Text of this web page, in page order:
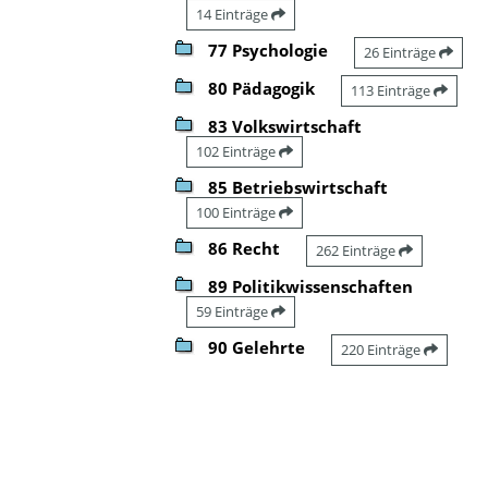
14 Einträge
77 Psychologie 26 Einträge
80 Pädagogik 113 Einträge
83 Volkswirtschaft
102 Einträge
85 Betriebswirtschaft
100 Einträge
86 Recht 262 Einträge
89 Politikwissenschaften
59 Einträge
90 Gelehrte 220 Einträge